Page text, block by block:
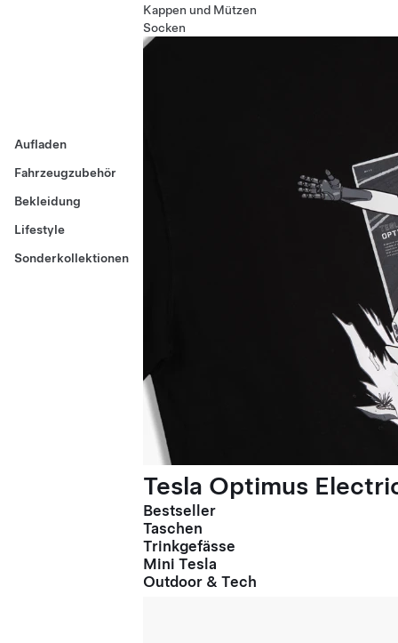
Aufladen
Fahrzeugzubehör
Bekleidung
Lifestyle
Sonderkollektionen
Kappen und Mützen
Socken
Tesla Optimus
Bestseller
Taschen
Trinkgefässe
Mini Tesla
Outdoor & Tech